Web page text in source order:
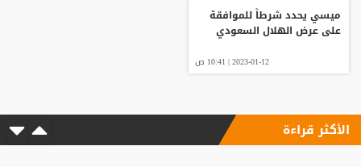
ميسي يحدد شرطاً للموافقة
على عرض الهلال السعودي
2023-01-12 | 10:41 ص
الأكثر قراءة